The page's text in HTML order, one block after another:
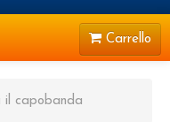
Carrello
il capobanda